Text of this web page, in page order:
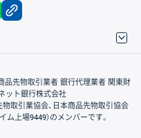
facebook
品先物取引業者 銀行代理業者 関東財
ット銀行株式会社
取引業協会、日本商品先物取引協会
上場9449）のメンバーです。